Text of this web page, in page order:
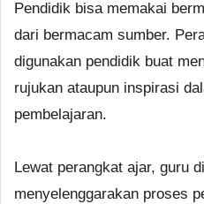
Pendidik bisa memakai
dari bermacam sumber.
digunakan pendidik buat
rujukan ataupun inspirasi
pembelajaran.
Lewat perangkat ajar, guru
menyelenggarakan proses